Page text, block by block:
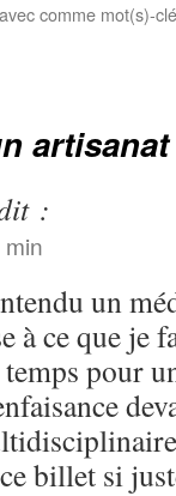
comme mot(s)-
:
un
à ce que
pour
billet si